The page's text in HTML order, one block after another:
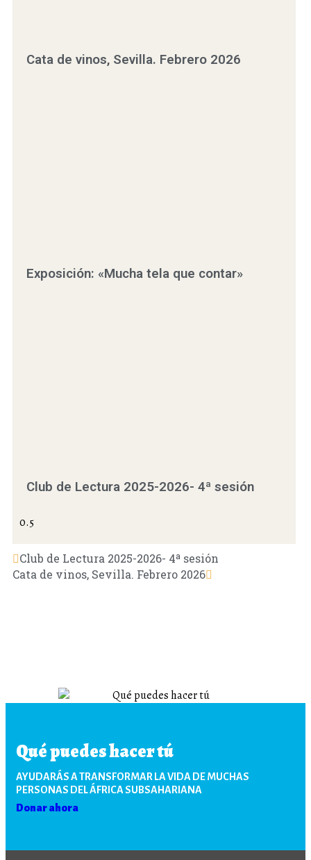
Cata de vinos, Sevilla. Febrero 2026
Exposición: «Mucha tela que contar»
Club de Lectura 2025-2026- 4ª sesión
Club de Lectura 2025-2026- 4ª sesión
Cata de vinos, Sevilla. Febrero 2026
Qué puedes hacer tú
AYUDARÁS A TRANSFORMAR LA VIDA DE MUCHAS
PERSONAS DEL ÁFRICA SUBSAHARIANA
Donar ahora